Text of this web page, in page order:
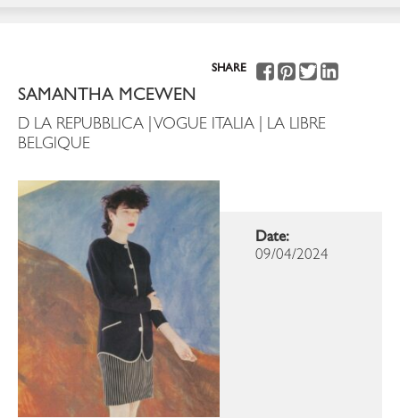
SHARE
SAMANTHA MCEWEN
D LA REPUBBLICA | VOGUE ITALIA | LA LIBRE
BELGIQUE
Date:
09/04/2024